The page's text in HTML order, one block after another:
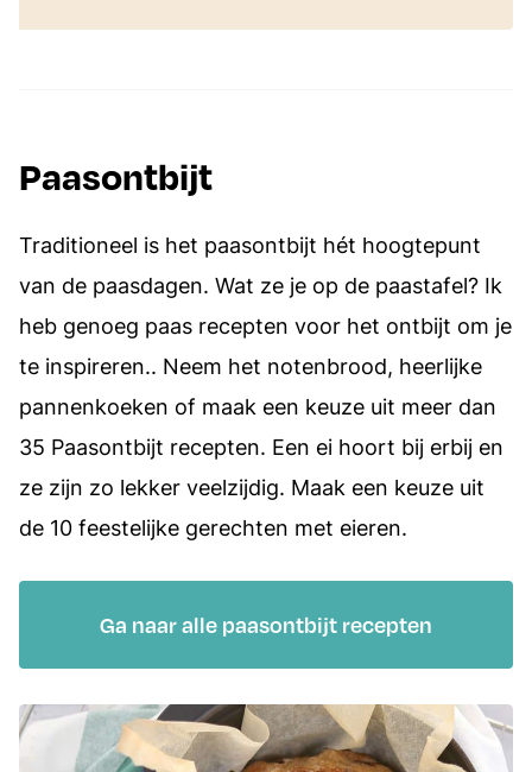
Paasontbijt
Ga naar alle paasontbijt recepten
Traditioneel is het paasontbijt hét hoogtepunt
van de paasdagen. Wat ze je op de paastafel? Ik
heb genoeg paas recepten voor het ontbijt om je
te inspireren.. Neem het notenbrood, heerlijke
pannenkoeken of maak een keuze uit meer dan
35 Paasontbijt recepten. Een ei hoort bij erbij en
ze zijn zo lekker veelzijdig. Maak een keuze uit
de 10 feestelijke gerechten met eieren.